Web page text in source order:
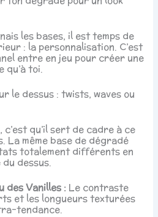
les bases, il est temps de
: la personnalisation. C’est
entre en jeu pour créer une
qu’à toi.
le dessus : twists, waves ou
qu’il sert de cadre à ce
La même base de dégradé
totalement différents en
dessus.
des Vanilles : Le contraste
et les longueurs texturées
tendance.